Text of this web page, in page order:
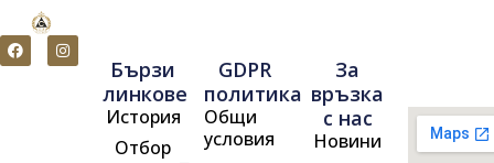
F
a
c
I
n
s
Бързи
линкове
История
Отбор
GDPR
политика
Общи
условия
За
връзка
с нас
Новини